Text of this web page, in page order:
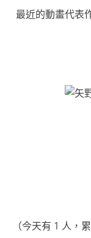
最近的動畫代表
（今天有 1 人，